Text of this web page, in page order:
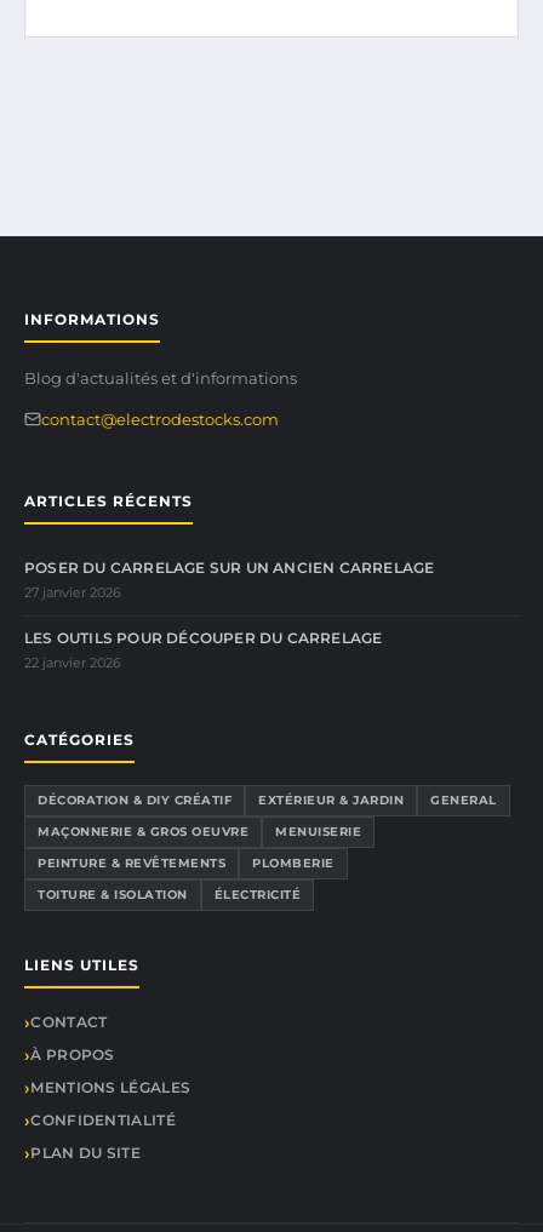
INFORMATIONS
Blog d'actualités et d'informations
contact@electrodestocks.com
ARTICLES RÉCENTS
POSER DU CARRELAGE SUR UN ANCIEN CARRELAGE
27 janvier 2026
LES OUTILS POUR DÉCOUPER DU CARRELAGE
22 janvier 2026
CATÉGORIES
DÉCORATION & DIY CRÉATIF EXTÉRIEUR & JARDIN
GENERAL
MAÇONNERIE & GROS OEUVRE
MENUISERIE
PEINTURE & REVÊTEMENTS
PLOMBERIE
TOITURE & ISOLATION
ÉLECTRICITÉ
LIENS UTILES
CONTACT
À PROPOS
MENTIONS LÉGALES
CONFIDENTIALITÉ
PLAN DU SITE